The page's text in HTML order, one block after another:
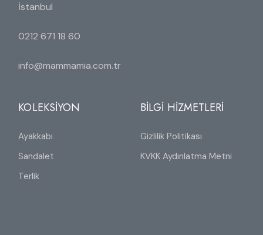
İstanbul
0212 671 18 60
info@mammamia.com.tr
KOLEKSİYON
Ayakkabı
Sandalet
Terlik
BİLGİ HİZMETLERİ
Gizlilik Politikası
KVKK Aydınlatma Metni